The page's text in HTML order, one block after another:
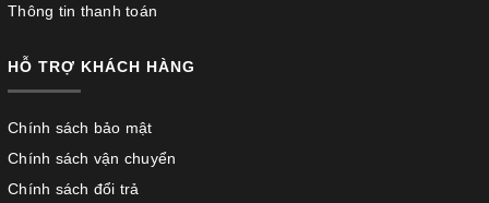
Thông tin thanh toán
HỖ TRỢ KHÁCH HÀNG
Chính sách bảo mật
Chính sách vận chuyển
Chính sách đổi trả